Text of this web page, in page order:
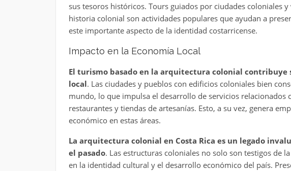
sus tesoros históricos. Tours guiados por ciudades coloniales
historia colonial son actividades populares que ayudan a
este importante aspecto de la identidad costarricense.
Impacto en la Economía Local
El turismo basado en la arquitectura colonial
local. Las ciudades y pueblos con edificios coloniales bien
mundo, lo que impulsa el desarrollo de servicios relacionados
restaurantes y tiendas de artesanías. Esto, a su vez, genera
económico en estas áreas.
La arquitectura colonial en Costa Rica es un legado
el pasado. Las estructuras coloniales no solo son testigos de
en la identidad cultural y el desarrollo económico del país.